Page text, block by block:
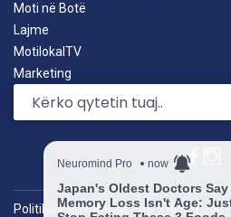
Moti në Botë
Lajme
MotilokalTV
Marketing
Politika e privatësisë|by: TROKIT.com